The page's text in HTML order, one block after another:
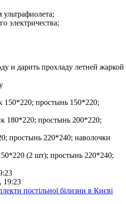
ультрафиолета;
электричества;
и дарить прохладу летней жаркой
простынь 150*220;
180*220; простынь 200*220;
простынь 220*240; наволочки
(2 шт); простынь 220*240;
19:23
постільної білизни в Києві